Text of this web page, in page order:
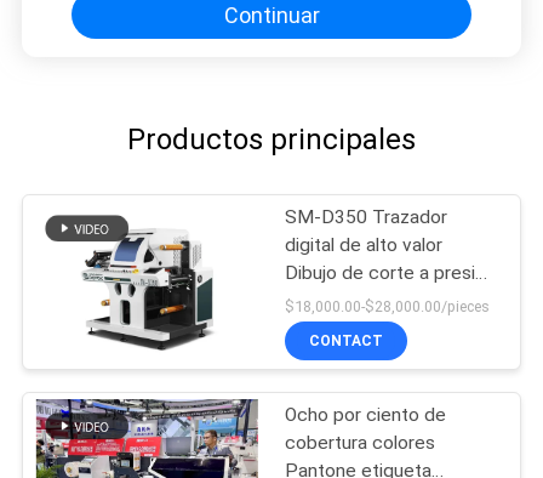
Continuar
Productos principales
SM-D350 Trazador
digital de alto valor
Dibujo de corte a presión
para cortar etiquetas
$18,000.00-$28,000.00/pieces
CONTACT
Ocho por ciento de
cobertura colores
Pantone etiqueta